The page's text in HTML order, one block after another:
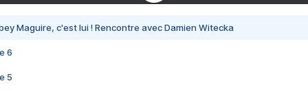
Maguire, c'est lui ! Rencontre avec Damien Witecka
6
5